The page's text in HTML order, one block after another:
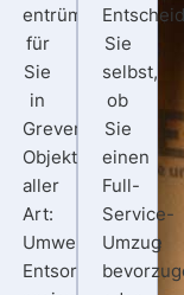
entrümpeln
für
Sie
in
Grevenbroich
Objekte
aller
Art:
Umweltgerechte
Entsorung,
Sie
selbst,
ob
Sie
einen
Full-
Service-
Umzug